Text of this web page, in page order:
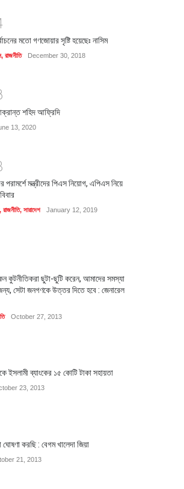
মতো গণজোয়ার সৃষ্টি হয়েছেঃ নাসিম
, রাজনীতি December 30, 2018
শহিদ আফ্রিদি
13, 2020
পরামর্শে মন্ত্রীদের পিএস নিয়োগ, এপিএস নিয়ে
, রাজনীতি, সারাদেশ January 12, 2019
কুটনীতিকরা ছুটা-ছুটি করেন, আমাদের সমস্যা
সেটা জনগণকে উত্তর দিতে হবে : জেনারেল
October 27, 2013
ইসলামী ব্যাংকের ১৫ কোটি টাকা সহায়তা
23, 2013
ঘোষণা করছি : বেগম খালেদা জিয়া
21, 2013